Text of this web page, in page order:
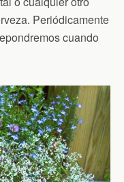
Periódicamente
cuando